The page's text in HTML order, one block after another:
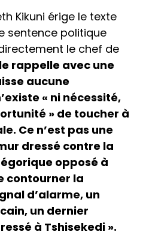
Kikuni érige le texte
sentence politique
le chef de
le rappelle avec une
aucune
« ni nécessité,
» de toucher à
Ce n’est pas une
dressé contre la
opposé à
contourner la
d’alarme, un
un dernier
à Tshisekedi ».